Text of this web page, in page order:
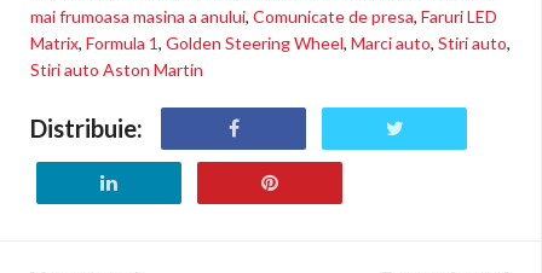
mai frumoasa masina a anului, Comunicate de presa, Faruri LED
Matrix, Formula 1, Golden Steering Wheel, Marci auto, Stiri auto,
Stiri auto Aston Martin
Distribuie: